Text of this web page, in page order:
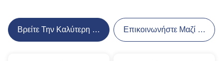
Βρείτε Την Καλύτερη Τιμή Επικοινωνήστε Μαζί Μας